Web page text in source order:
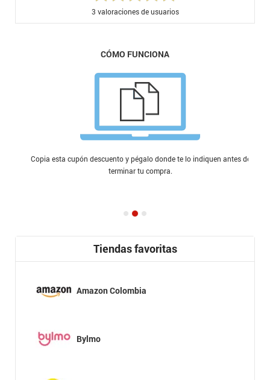
3 valoraciones de usuarios
CÓMO FUNCIONA
Copia esta cupón descuento y pégalo donde te lo indiquen antes de
terminar tu compra.
Tiendas favoritas
Amazon Colombia
Bylmo